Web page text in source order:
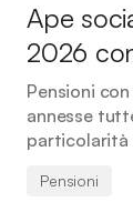
Ape
2026
Pensioni
annesse
particolarità
Pensioni